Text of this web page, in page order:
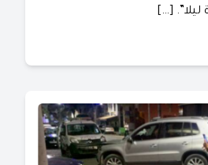
ليلا”. […]